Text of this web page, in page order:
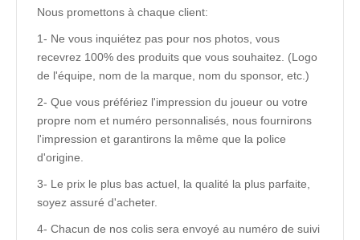
Nous promettons à chaque client:
1- Ne vous inquiétez pas pour nos photos, vous
recevrez 100% des produits que vous souhaitez. (Logo
de l'équipe, nom de la marque, nom du sponsor, etc.)
2- Que vous préfériez l'impression du joueur ou votre
propre nom et numéro personnalisés, nous fournirons
l'impression et garantirons la même que la police
d'origine.
3- Le prix le plus bas actuel, la qualité la plus parfaite,
soyez assuré d'acheter.
4- Chacun de nos colis sera envoyé au numéro de suivi